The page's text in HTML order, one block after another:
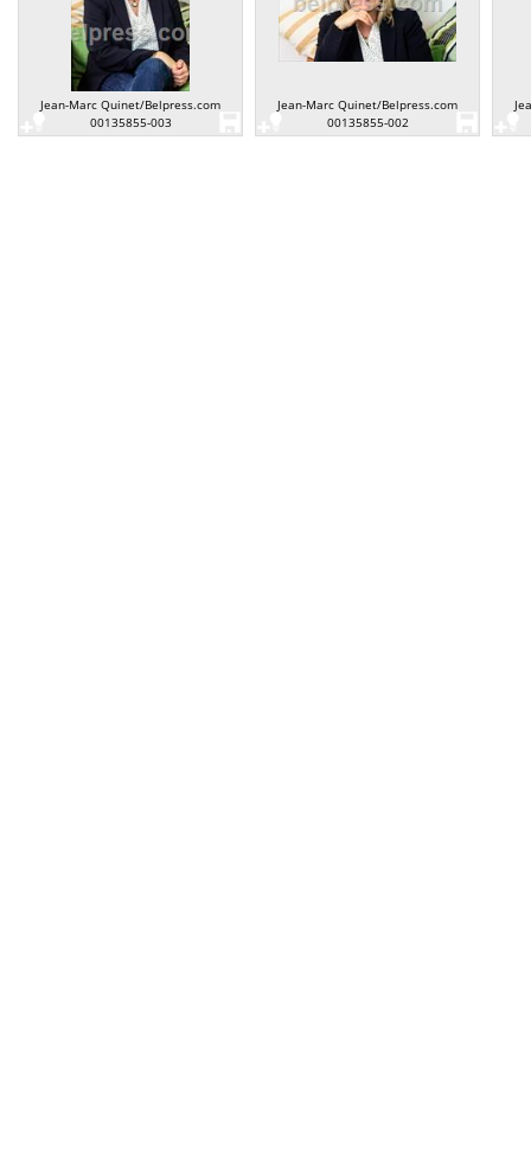
Jean-Marc Quinet/Belpress.com
00135855-003
Jean-Marc Quinet/Belpress.com
00135855-002